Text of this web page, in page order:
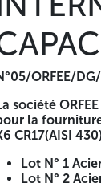
du village
300 164 60
être
sous peine
la
et
ORFEE/
société
la
CR17(AISI
Lot N° 1
Lot N° 2